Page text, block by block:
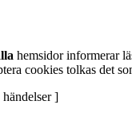
hemsidor informerar
cookies tolkas det
]